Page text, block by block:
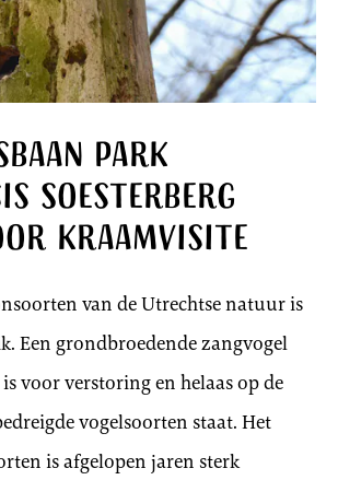
Park
Soesterberg
kraamvisite
van de Utrechtse natuur is
Een grondbroedende zangvogel
voor verstoring en helaas op de
vogelsoorten staat. Het
is afgelopen jaren sterk